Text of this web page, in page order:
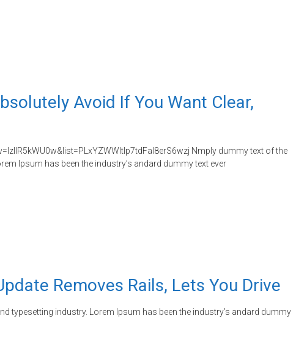
Avoid If You Want Clear,
Nmply dummy text of the
Ipsum has been the industry’s andard dummy text ever
Removes Rails, Lets You Drive
typesetting industry. Lorem Ipsum has been the industry’s andard dummy